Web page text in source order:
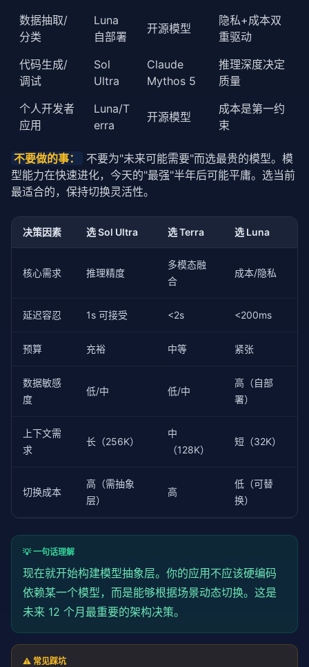
数据抽取/
分类
Luna
自部署
开源模型
隐私+成本双
重驱动
代码生成/
调试
Sol
Ultra
Claude
Mythos 5
推理深度决定
质量
个人开发者
应用
Luna/T
erra
开源模型
成本是第一约
束
不要做的事：
不要为"未来可能需要"而选最贵的模型。模
型能力在快速进化，今天的"最强"半年后可能平庸。选当前
最适合的，保持切换灵活性。
决策因素 选 Sol Ultra 选 Terra 选 Luna
核心需求 推理精度
多模态融
合
成本/隐私
延迟容忍 1s 可接受 <2s <200ms
预算 充裕 中等 紧张
数据敏感
度
低/中 低/中
高（自部
署）
上下文需
求
长（256K）
中
（128K）
短（32K）
切换成本
高（需抽象
层）
高
低（可替
换）
💡 一句话理解
现在就开始构建模型抽象层。你的应用不应该硬编码
依赖某一个模型，而是能够根据场景动态切换。这是
未来 12 个月最重要的架构决策。
⚠️ 常见踩坑